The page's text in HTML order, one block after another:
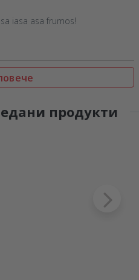
iasa asa frumos!
продукти